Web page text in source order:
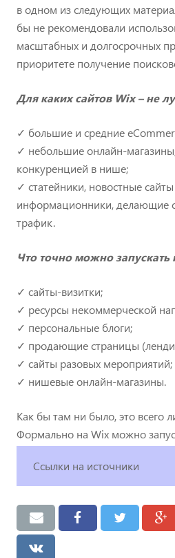
в одном из следующих
бы не рекомендовали
масштабных и долгосрочных
приоритете получение
Для каких сайтов Wix – не
✓ большие и средние
✓ небольшие онлайн-
конкуренцией в нише;
✓ статейники, новостные
информационники, делающие
трафик.
Что точно можно запускать
✓ сайты-визитки;
✓ ресурсы некоммерческой
✓ персональные блоги;
✓ продающие страницы
✓ сайты разовых мероприятий;
✓ нишевые онлайн-магазины.
Как бы там ни было, это всего
Формально на Wix можно
Ссылки на источники